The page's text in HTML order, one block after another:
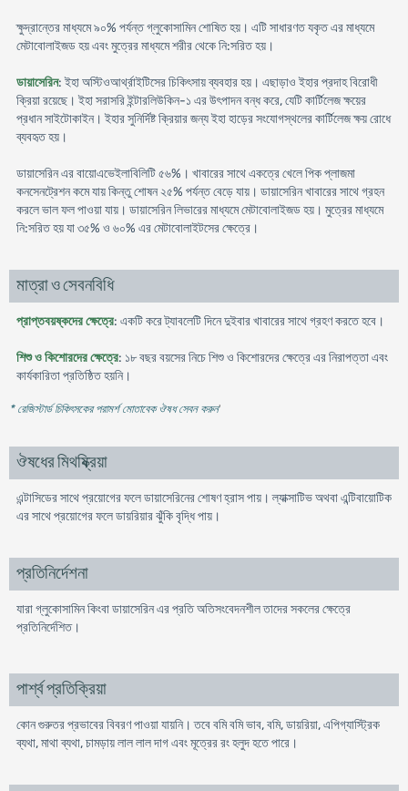
ক্ষুদ্রান্তের মাধ্যমে ৯০% পর্যন্ত গ্লুকোসামিন শোষিত হয়। এটি সাধারণত যকৃত এর মাধ্যমে
মেটাবোলাইজড হয় এবং মুত্রের মাধ্যমে শরীর থেকে নি:সরিত হয়।
ডায়াসেরিন: ইহা অস্টিওআর্থ্রাইটিসের চিকিৎসায় ব্যবহার হয়। এছাড়াও ইহার প্রদাহ বিরোধী
ক্রিয়া রয়েছে। ইহা সরাসরি ইন্টারলিউকিন-১ এর উৎপাদন বন্ধ করে, যেটি কার্টিলেজ ক্ষয়ের
প্রধান সাইটোকাইন। ইহার সুনির্দিষ্ট ক্রিয়ার জন্য ইহা হাড়ের সংযোগস্থলের কার্টিলেজ ক্ষয় রোধে
ব্যবহৃত হয়।
ডায়াসেরিন এর বায়োএভেইলাবিলিটি ৫৬%। খাবারের সাথে একত্রে খেলে পিক প্লাজমা
কনসেনট্রেশন কমে যায় কিন্তু শোষন ২৫% পর্যন্ত বেড়ে যায়। ডায়াসেরিন খাবারের সাথে গ্রহন
করলে ভাল ফল পাওয়া যায়। ডায়াসেরিন লিভারের মাধ্যমে মেটাবোলাইজড হয়। মুত্রের মাধ্যমে
নি:সরিত হয় যা ৩৫% ও ৬০% এর মেটাবোলাইটসের ক্ষেত্রে।
মাত্রা ও সেবনবিধি
প্রাপ্তবয়ষ্কদের ক্ষেত্রে: একটি করে ট্যাবলেটি দিনে দুইবার খাবারের সাথে গ্রহণ করতে হবে।
শিশু ও কিশোরদের ক্ষেত্রে: ১৮ বছর বয়সের নিচে শিশু ও কিশোরদের ক্ষেত্রে এর নিরাপত্তা এবং
কার্যকারিতা প্রতিষ্ঠিত হয়নি।
* রেজিস্টার্ড চিকিৎসকের পরামর্শ মোতাবেক ঔষধ সেবন করুন'
ঔষধের মিথষ্ক্রিয়া
এন্টাসিডের সাথে প্রয়োগের ফলে ডায়াসেরিনের শোষণ হ্রাস পায়। ল্যাক্সাটিভ অথবা এন্টিবায়োটিক
এর সাথে প্রয়োগের ফলে ডায়রিয়ার ঝুঁকি বৃদ্ধি পায়।
প্রতিনির্দেশনা
যারা গ্লুকোসামিন কিংবা ডায়াসেরিন এর প্রতি অতিসংবেদনশীল তাদের সকলের ক্ষেত্রে
প্রতিনির্দেশিত।
পার্শ্ব প্রতিক্রিয়া
কোন গুরুতর প্রভাবের বিবরণ পাওয়া যায়নি। তবে বমি বমি ভাব, বমি, ডায়রিয়া, এপিগ্যাস্ট্রিক
ব্যথা, মাথা ব্যথা, চামড়ায় লাল লাল দাগ এবং মূত্রের রং হলুদ হতে পারে।